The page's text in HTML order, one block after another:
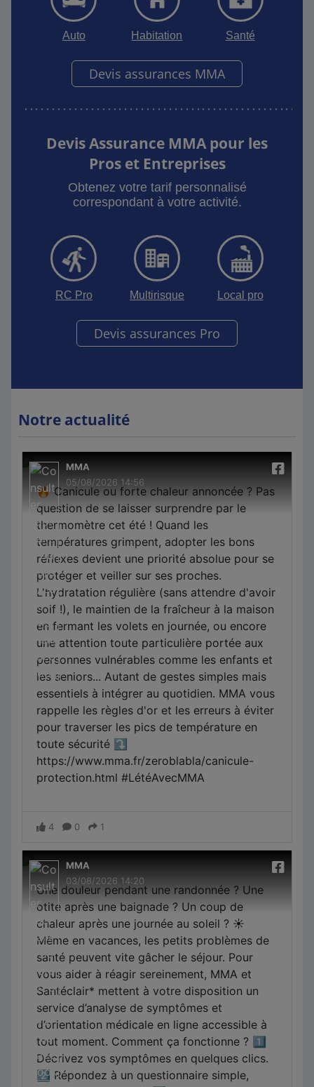
Auto Habitation Santé
Devis assurances MMA
Devis Assurance MMA pour les
Pros et Entreprises
Obtenez votre tarif personnalisé
correspondant à votre activité.
RC Pro Multirisque Local pro
Devis assurances Pro
Notre actualité